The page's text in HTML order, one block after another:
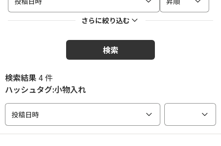
さらに絞り込む
検索
検索結果4 件
ハッシュタグ:小物入れ
投稿日時